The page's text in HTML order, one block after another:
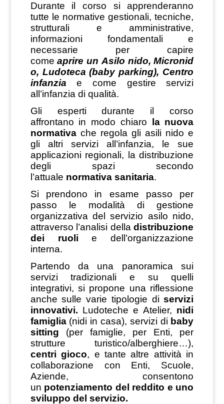
Durante il corso si apprenderanno
tutte le normative gestionali, tecniche,
strutturali e amministrative,
informazioni fondamentali e
necessarie per capire
comeaprire un Asilo nido, Micronid
o, Ludoteca (baby parking), Centro
infanzia e come gestire servizi
all’infanzia di qualità.
Gli esperti durante il corso
affrontano in modo chiaro la nuova
normativache regola gli asili nido e
gli altri servizi all’infanzia, le sue
applicazioni regionali, la distribuzione
degli spazi secondo
l’attuale normativa sanitaria.
Si prendono in esame passo per
passo le modalità di gestione
organizzativa del servizio asilo nido,
attraverso l’analisi delladistribuzione
dei ruoli e dell’organizzazione
interna.
Partendo da una panoramica sui
servizi tradizionali e su quelli
integrativi, si propone una riflessione
anche sulle varie tipologie diservizi
innovativi. Ludoteche e Atelier, nidi
famiglia(nidi in casa), servizi di baby
sitting (per famiglie, per Enti, per
strutture turistico/alberghiere…),
centri gioco, e tante altre attività in
collaborazione con Enti, Scuole,
Aziende, consentono
un potenziamento del reddito e uno
sviluppo del servizio.